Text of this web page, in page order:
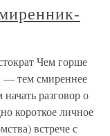
Чем горше
— тем смиреннее
разговор о
короткое личное
встрече с